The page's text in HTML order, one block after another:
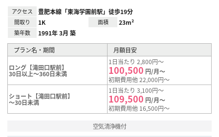
アクセス 豊肥本線「東海学園前駅」徒歩19分
間取り 1K 面積 23m²
築年数 1991年 3月 築
プラン名・期間 月額目安
ロング【滝田口駅前】
30日以上～360日未満
1日当たり 2,800円～
100,500 円/月～
初期費用他 22,000円～
ショート【滝田口駅前】
～30日未満
1日当たり 3,100円～
109,500 円/月～
初期費用他 16,500円～
空気清浄機付